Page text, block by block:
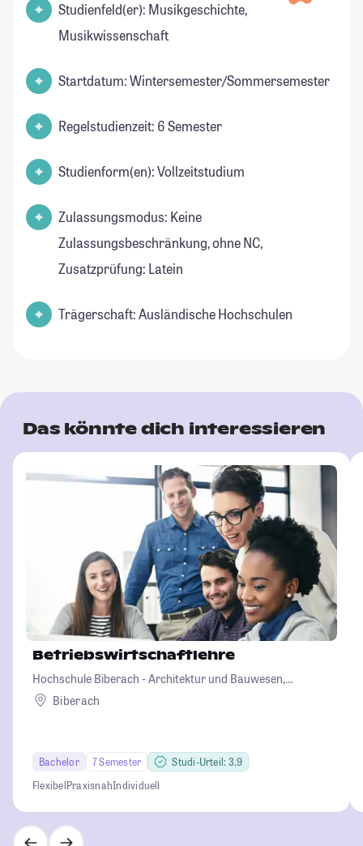
Studienfeld(er): Musikgeschichte,
Musikwissenschaft
Startdatum: Wintersemester/Sommersemester
Regelstudienzeit: 6 Semester
Studienform(en): Vollzeitstudium
Zulassungsmodus: Keine
Zulassungsbeschränkung, ohne NC,
Zusatzprüfung: Latein
Trägerschaft: Ausländische Hochschulen
Das könnte dich interessieren
Betriebswirtschaftlehre
Hochschule Biberach - Architektur und Bauwesen,
Betriebswirtschaft und Biotechnologie
Biberach
Bachelor 7 Semester
Studi-Urteil: 3.9
FlexibelPraxisnahIndividuell